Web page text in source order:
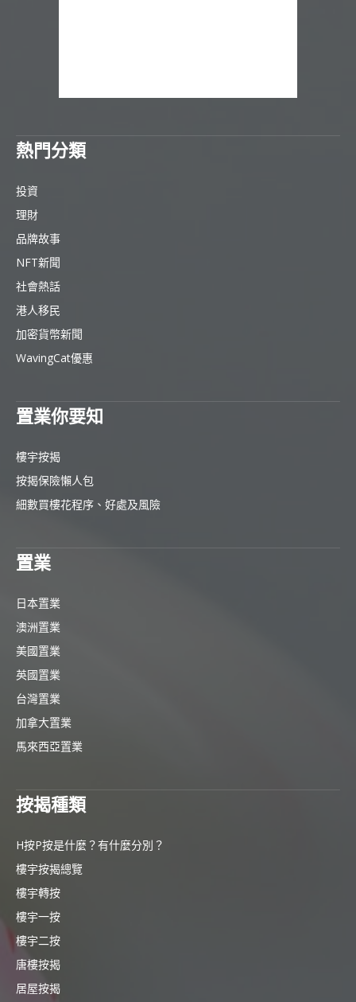
熱門分類
投資
理財
品牌故事
NFT新聞
社會熱話
港人移民
加密貨幣新聞
WavingCat優惠
置業你要知
樓宇按揭
按揭保險懶人包
細數買樓花程序、好處及風險
置業
日本置業
澳洲置業
美國置業
英國置業
台灣置業
加拿大置業
馬來西亞置業
按揭種類
H按P按是什麼？有什麼分別？
樓宇按揭總覽
樓宇轉按
樓宇一按
樓宇二按
唐樓按揭
居屋按揭